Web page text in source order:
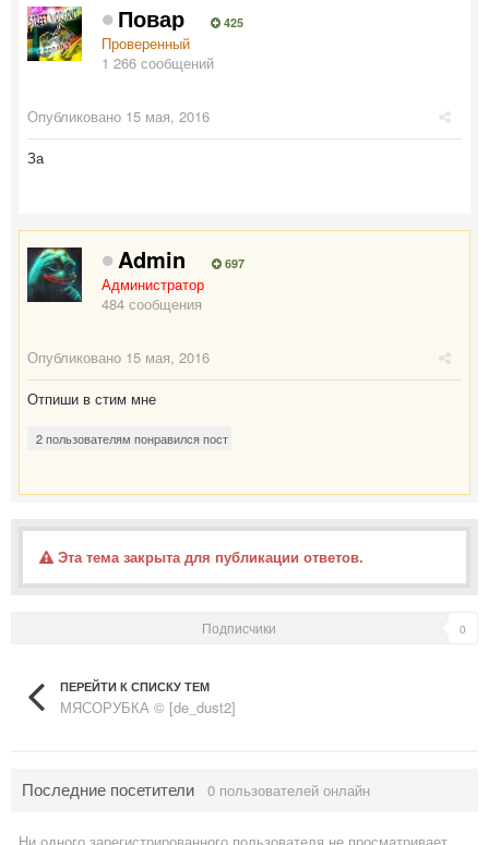
Повар 425
Проверенный
1 266 сообщений
Опубликовано 15 мая, 2016
За
Admin 697
Администратор
484 сообщения
Опубликовано 15 мая, 2016
Отпиши в стим мне
2 пользователям понравился пост
Эта тема закрыта для публикации ответов.
Подписчики 0
ПЕРЕЙТИ К СПИСКУ ТЕМ
МЯСОРУБКА © [de_dust2]
Последние посетители 0 пользователей онлайн